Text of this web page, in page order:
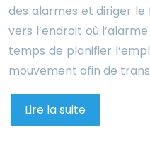
des alarmes et diriger le
vers l’endroit où
temps de planifier
mouvement afin de
Lire la suite